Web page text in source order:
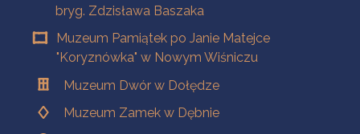
bryg. Zdzisława Baszaka
Muzeum Pamiątek po Janie Matejce
"Koryznówka" w Nowym Wiśniczu
Muzeum Dwór w Dołędze
Muzeum Zamek w Dębnie